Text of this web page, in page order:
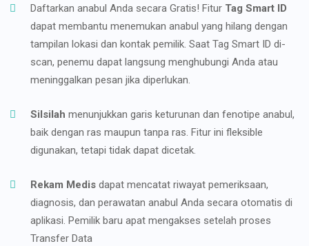
Daftarkan anabul Anda secara Gratis! Fitur Tag Smart ID
dapat membantu menemukan anabul yang hilang dengan
tampilan lokasi dan kontak pemilik. Saat Tag Smart ID di-
scan, penemu dapat langsung menghubungi Anda atau
meninggalkan pesan jika diperlukan.
Silsilah menunjukkan garis keturunan dan fenotipe anabul,
baik dengan ras maupun tanpa ras. Fitur ini fleksible
digunakan, tetapi tidak dapat dicetak.
Rekam Medis dapat mencatat riwayat pemeriksaan,
diagnosis, dan perawatan anabul Anda secara otomatis di
aplikasi. Pemilik baru apat mengakses setelah proses
Transfer Data